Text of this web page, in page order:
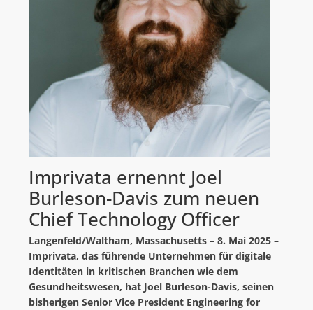
Imprivata ernennt Joel
Burleson-Davis zum neuen
Chief Technology Officer
Langenfeld/Waltham, Massachusetts – 8. Mai 2025 –
Imprivata, das führende Unternehmen für digitale
Identitäten in kritischen Branchen wie dem
Gesundheitswesen, hat Joel Burleson-Davis, seinen
bisherigen Senior Vice President Engineering for